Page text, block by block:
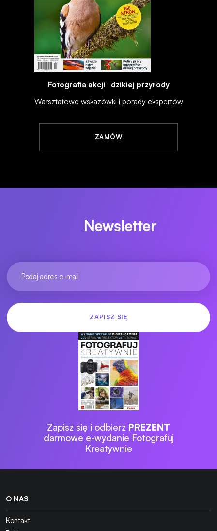
Fotografia akcji i dzikiej przyrody
Warsztatowe wskazówki i porady ekspertów
ZAMÓW
Newsletter
Zapisz się i odbierz PREZENT
darmowe e-wydanie Fotografuj
Kreatywnie
O NAS
Kontakt